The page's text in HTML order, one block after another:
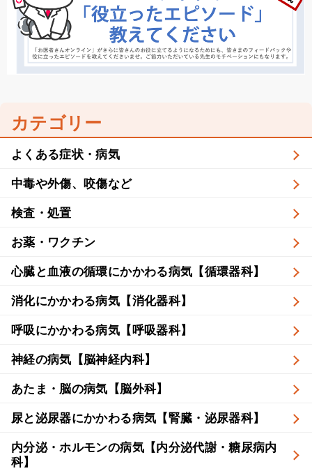
カテゴリー
よくある症状・病気
中毒や外傷、咬傷など
検査・処置
お薬・ワクチン
心臓と血液の循環にかかわる病気【循環器科】
消化にかかわる病気【消化器科】
呼吸にかかわる病気【呼吸器科】
神経の病気【脳神経内科】
あたま・脳の病気【脳外科】
尿と泌尿器にかかわる病気【腎臓・泌尿器科】
内分泌・ホルモンの病気【内分泌代謝・糖尿病内
科】